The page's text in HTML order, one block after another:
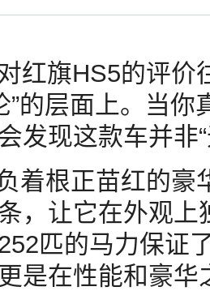
红旗HS5的评价
”的层面上。当
发现这款车并非
着根正苗红的豪
，让它在外观
匹的马力保证
是在性能和豪华